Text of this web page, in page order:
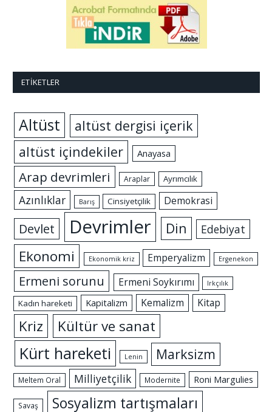
ETIKETLER
Altüst
altüst dergisi içerik
altüst içindekiler
Anayasa
Arap devrimleri Araplar Ayrımcılık
Azınlıklar Barış Cinsiyetçilik Demokrasi
Devlet Devrimler Din Edebiyat
Ekonomi Ekonomik kriz Emperyalizm Ergenekon
Ermeni sorunu Ermeni Soykırımı Irkçılık
Kadın hareketi Kapitalizm Kemalizm Kitap
Kriz Kültür ve sanat
Kürt hareketi Lenin Marksizm
Meltem Oral Milliyetçilik Modernite Roni Margulies
Savaş Sosyalizm tartışmaları